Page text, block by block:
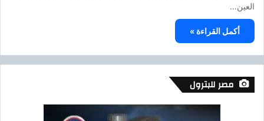
العين…
أكمل القراءة »
مصر للبترول